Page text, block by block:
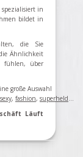
in
bildet in
die Sie
Ähnlichkeit
fühlen, über
große Auswahl
sexy, fashion, superheld...
Läuft